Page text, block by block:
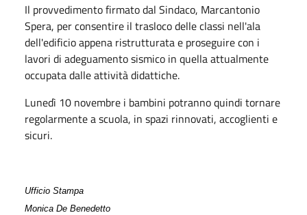
Il provvedimento firmato dal Sindaco, Marcantonio
Spera, per consentire il trasloco delle classi nell'ala
dell'edificio appena ristrutturata e proseguire con i
lavori di adeguamento sismico in quella attualmente
occupata dalle attività didattiche.
Lunedì 10 novembre i bambini potranno quindi tornare
regolarmente a scuola, in spazi rinnovati, accoglienti e
sicuri.
Ufficio Stampa
Monica De Benedetto